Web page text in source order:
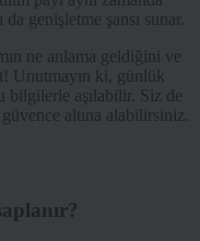
genişletme şansı sunar.
ne anlama geldiğini ve
Unutmayın ki, günlük
bilgilerle aşılabilir. Siz de
altına alabilirsiniz.